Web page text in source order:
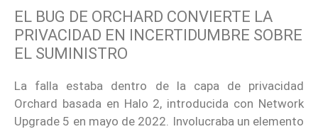
EL BUG DE ORCHARD CONVIERTE LA
PRIVACIDAD EN INCERTIDUMBRE SOBRE
EL SUMINISTRO
La falla estaba dentro de la capa de privacidad
Orchard basada en Halo 2, introducida con Network
Upgrade 5 en mayo de 2022. Involucraba un elemento